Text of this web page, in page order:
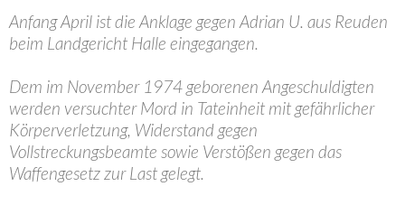
Anfang April ist die Anklage gegen Adrian U. aus Reuden
beim Landgericht Halle eingegangen.
Dem im November 1974 geborenen Angeschuldigten
werden versuchter Mord in Tateinheit mit gefährlicher
Körperverletzung, Widerstand gegen
Vollstreckungsbeamte sowie Verstößen gegen das
Waffengesetz zur Last gelegt.